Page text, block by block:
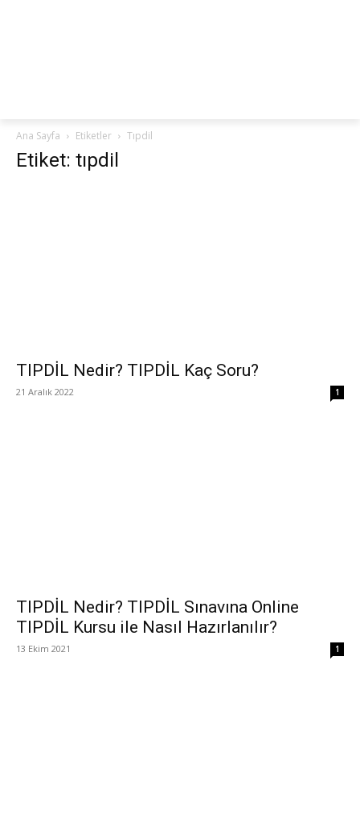
Ana Sayfa Etiketler Tıpdil
Etiket: tıpdil
TIPDİL Nedir? TIPDİL Kaç Soru?
21 Aralık 2022 1
TIPDİL Nedir? TIPDİL Sınavına Online
TIPDİL Kursu ile Nasıl Hazırlanılır?
13 Ekim 2021 1